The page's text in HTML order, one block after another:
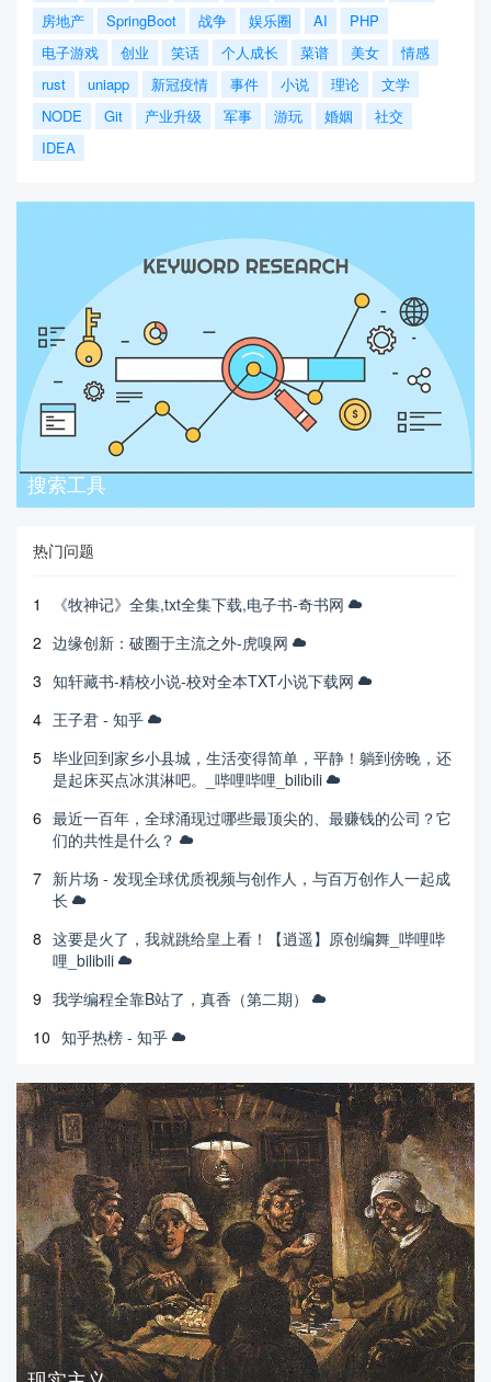
房地产
SpringBoot 战争 娱乐圈 AI
PHP
电子游戏
创业 笑话 个人成长 菜谱 美女
情感
rust
uniapp 新冠疫情 事件 小说 理论
文学
NODE
Git 产业升级 军事 游玩 婚姻
社交
IDEA
搜索工具
热门问题
1
《牧神记》全集,txt全集下载,电子书-奇书网
2 边缘创新：破圈于主流之外-虎嗅网
3 知轩藏书-精校小说-校对全本TXT小说下载网
4 王子君 - 知乎
5 毕业回到家乡小县城，生活变得简单，平静！躺到傍晚，还
是起床买点冰淇淋吧。_哔哩哔哩_bilibili
6 最近一百年，全球涌现过哪些最顶尖的、最赚钱的公司？它
们的共性是什么？
7 新片场 - 发现全球优质视频与创作人，与百万创作人一起成
长
8 这要是火了，我就跳给皇上看！【逍遥】原创编舞_哔哩哔
哩_bilibili
9 我学编程全靠B站了，真香（第二期）
10 知乎热榜 - 知乎